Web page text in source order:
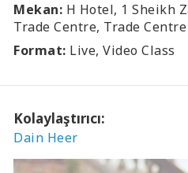
Mekan: H Hotel, 1 Sheikh
Trade Centre, Trade
Format: Live, Video Class
Kolaylaştırıcı:
Dain Heer